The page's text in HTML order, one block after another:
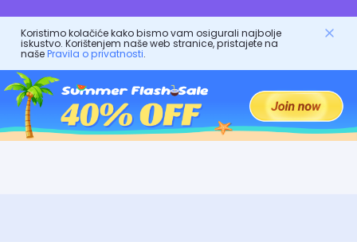
Koristimo kolačiće kako bismo vam osigurali najbolje
iskustvo. Korištenjem naše web stranice, pristajete na
našePravila o privatnosti.